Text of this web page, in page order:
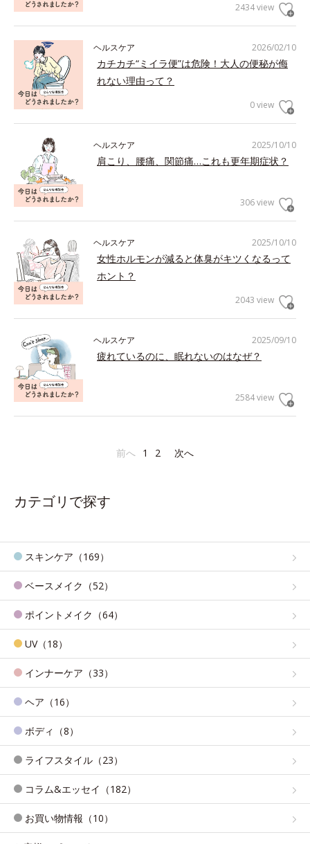
2434 view
2026/02/10
ヘルスケア
カチカチ“ミイラ便”は危険！大人の便秘が侮
れない理由って？
0 view
2025/10/10
ヘルスケア
肩こり、腰痛、関節痛…これも更年期症状？
306 view
2025/10/10
ヘルスケア
女性ホルモンが減ると体臭がキツくなるって
ホント？
2043 view
2025/09/10
ヘルスケア
疲れているのに、眠れないのはなぜ？
2584 view
前へ 1 2 次へ
カテゴリで探す
スキンケア（169）
ベースメイク（52）
ポイントメイク（64）
UV（18）
インナーケア（33）
ヘア（16）
ボディ（8）
ライフスタイル（23）
コラム&エッセイ（182）
お買い物情報（10）